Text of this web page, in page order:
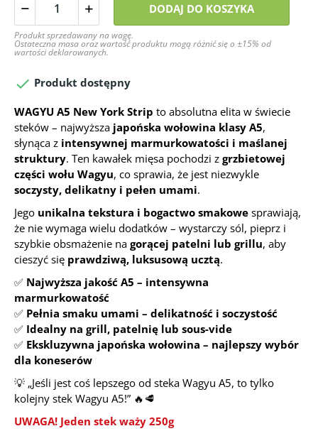
DODAJ DO KOSZYKA
Produkt sprzedawany na wagę.
Ostateczna masa oraz wartość produktu mogą różnić się o ±15% od
wartości deklarowanych.
 Produkt dostępny
WAGYU A5 New York Strip to absolutna elita w świecie
steków – najwyższa japońska wołowina klasy A5,
słynąca z intensywnej marmurkowatości i maślanej
struktury. Ten kawałek mięsa pochodzi z grzbietowej
części wołu Wagyu, co sprawia, że jest niezwykle
soczysty, delikatny i pełen umami.
Jego unikalna tekstura i bogactwo smakowe sprawiają,
że nie wymaga wielu dodatków – wystarczy sól, pieprz i
szybkie obsmażenie na gorącej patelni lub grillu, aby
cieszyć się prawdziwą, luksusową ucztą.
✅ Najwyższa jakość A5 – intensywna
marmurkowatość
✅ Pełnia smaku umami – delikatność i soczystość
✅ Idealny na grill, patelnię lub sous-vide
✅ Ekskluzywna japońska wołowina – najlepszy wybór
dla koneserów
💡 „Jeśli jest coś lepszego od steka Wagyu A5, to tylko
kolejny stek Wagyu A5!” 🔥🥩
UWAGA! Jeden stek waży 250g